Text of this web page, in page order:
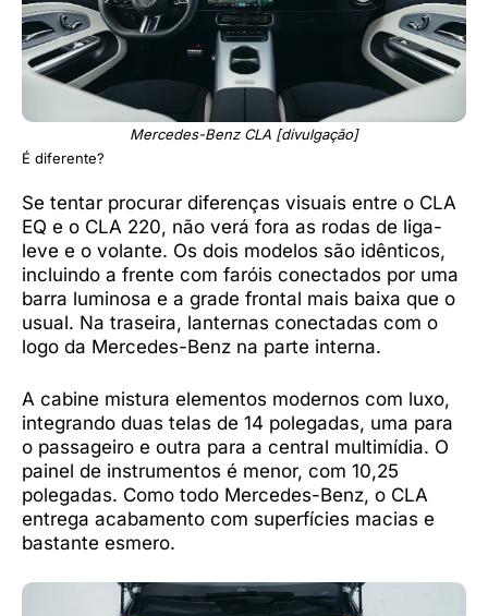
Mercedes-Benz CLA [divulgação]
É diferente?
Se tentar procurar diferenças visuais entre o CLA
EQ e o CLA 220, não verá fora as rodas de liga-
leve e o volante. Os dois modelos são idênticos,
incluindo a frente com faróis conectados por uma
barra luminosa e a grade frontal mais baixa que o
usual. Na traseira, lanternas conectadas com o
logo da Mercedes-Benz na parte interna.
A cabine mistura elementos modernos com luxo,
integrando duas telas de 14 polegadas, uma para
o passageiro e outra para a central multimídia. O
painel de instrumentos é menor, com 10,25
polegadas. Como todo Mercedes-Benz, o CLA
entrega acabamento com superfícies macias e
bastante esmero.